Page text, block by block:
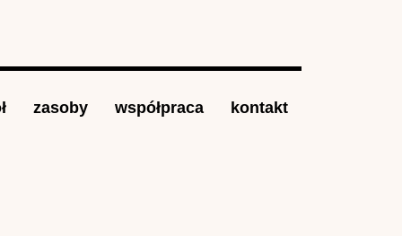
zasoby współpraca kontakt